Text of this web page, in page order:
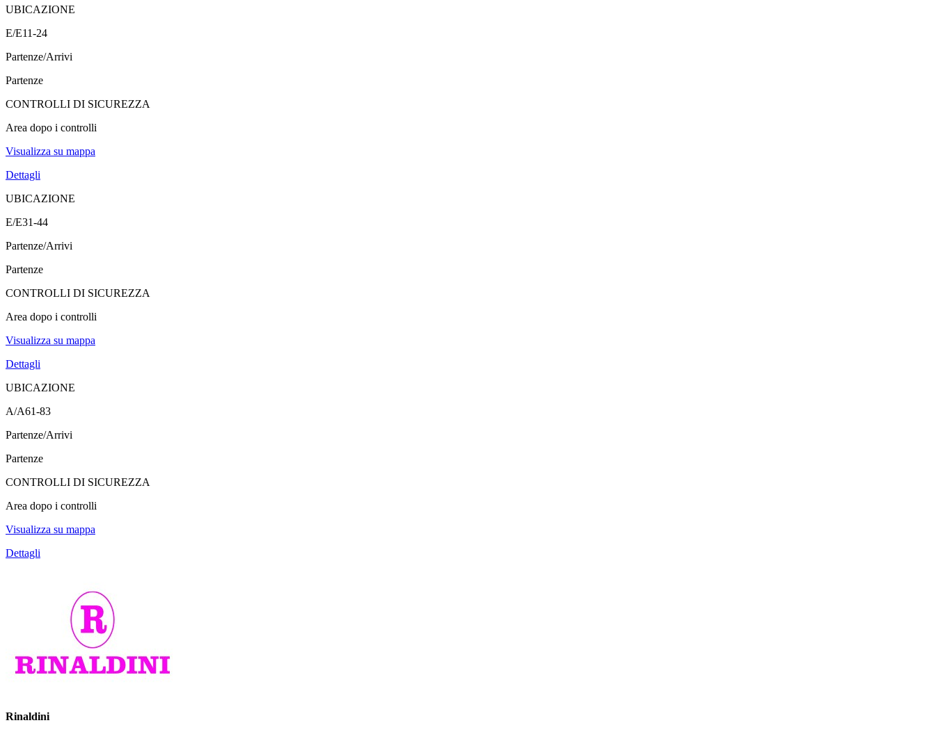
UBICAZIONE
E/E11-24
Partenze/Arrivi
Partenze
CONTROLLI DI SICUREZZA
Area dopo i controlli
Visualizza su mappa
Dettagli
UBICAZIONE
E/E31-44
Partenze/Arrivi
Partenze
CONTROLLI DI SICUREZZA
Area dopo i controlli
Visualizza su mappa
Dettagli
UBICAZIONE
A/A61-83
Partenze/Arrivi
Partenze
CONTROLLI DI SICUREZZA
Area dopo i controlli
Visualizza su mappa
Dettagli
Rinaldini